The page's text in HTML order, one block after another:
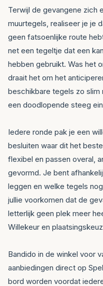
Terwijl de gevangene zich
muurtegels, realiseer je je
geen fatsoenlijke route
net een tegeltje dat een
hebben gebruikt. Was het
draait het om het
beschikbare tegels zo slim
een doodlopende steeg
Iedere ronde pak je een
besluiten waar dit het
flexibel en passen overal,
gevormd. Je bent
leggen en welke tegels
jullie voorkomen dat de
letterlijk geen plek meer
Willekeur en
Bandido in de winkel voor
aanbiedingen direct op
bord worden voordat